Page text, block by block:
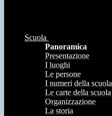
Scuola
Panoramica
Presentazione
I luoghi
Le persone
I numeri della scuola
Le carte della scuola
Organizzazione
La storia